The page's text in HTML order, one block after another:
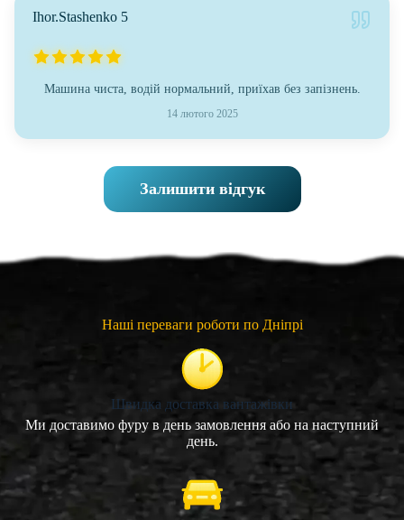
Ihor.Stashenko 5
Машина чиста, водій нормальний, приїхав без запізнень.
14 лютого 2025
Залишити відгук
Наші переваги роботи по Дніпрі
Швидка доставка вантажівки
Ми доставимо фуру в день замовлення або на наступний
день.